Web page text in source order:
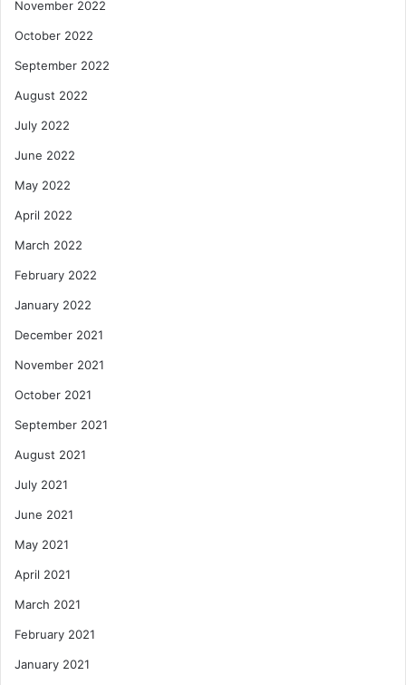
November 2022
October 2022
September 2022
August 2022
July 2022
June 2022
May 2022
April 2022
March 2022
February 2022
January 2022
December 2021
November 2021
October 2021
September 2021
August 2021
July 2021
June 2021
May 2021
April 2021
March 2021
February 2021
January 2021